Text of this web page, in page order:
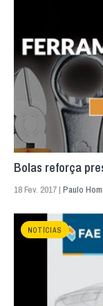
Bolas reforça
18 Fev. 2017 | Paulo
NOTÍCIAS